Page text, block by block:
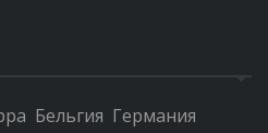
Бельгия Германия